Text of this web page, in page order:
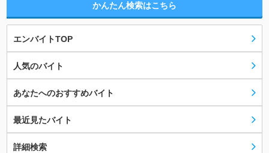
かんたん検索はこちら
エンバイトTOP
人気のバイト
あなたへのおすすめバイト
最近見たバイト
詳細検索